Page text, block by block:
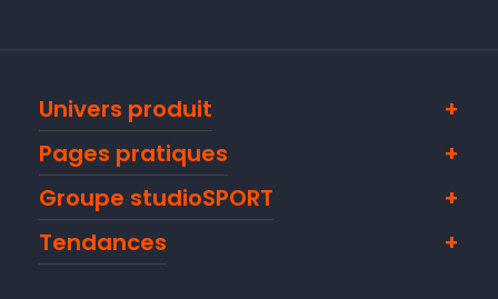
Univers produit
Pages pratiques
Groupe studioSPORT
Tendances